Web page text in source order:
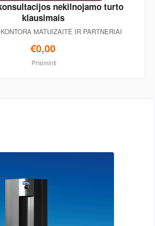
nekilnojamo turto
klausimais
MATUIZAITĖ IR PARTNERIAI
€0,00
Prisiminti